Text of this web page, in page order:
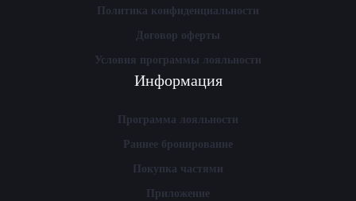
Политика конфиденциальности
Договор оферты
Условия программы лояльности
Информация
Программа лояльности
Раннее бронирование
Покупка частями
Приложение